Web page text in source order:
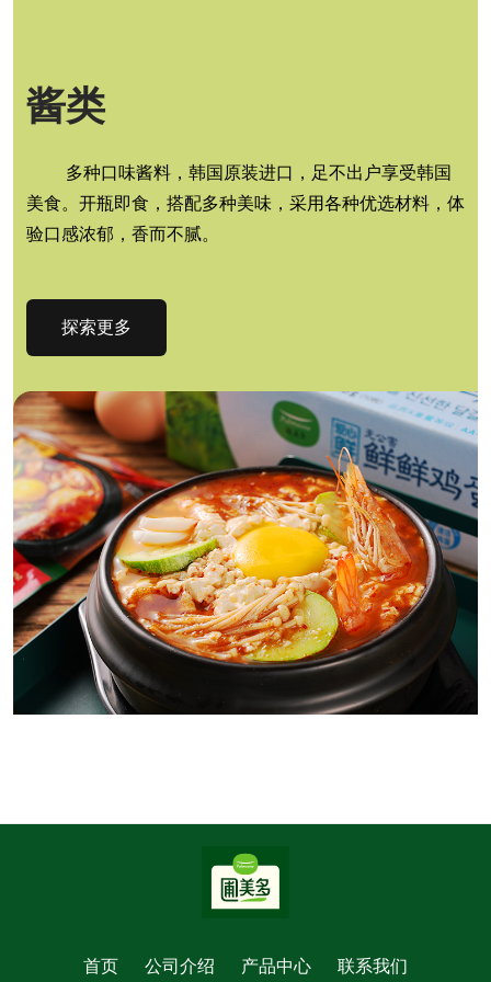
酱类
多种口味酱料，韩国原装进口，足不出户享受韩国
美食。开瓶即食，搭配多种美味，采用各种优选材料，体
验口感浓郁，香而不腻。
探索更多
首页 公司介绍 产品中心 联系我们